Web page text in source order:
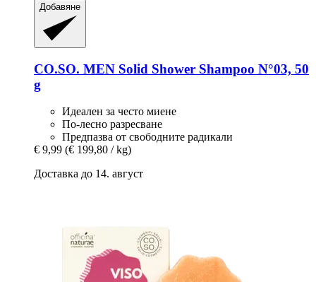
Добавяне
CO.SO. MEN Solid Shower Shampoo N°03, 50
g
Идеален за често миене
По-лесно разресване
Предпазва от свободните радикали
€ 9,99 (€ 199,80 / kg)
Доставка до 14. август